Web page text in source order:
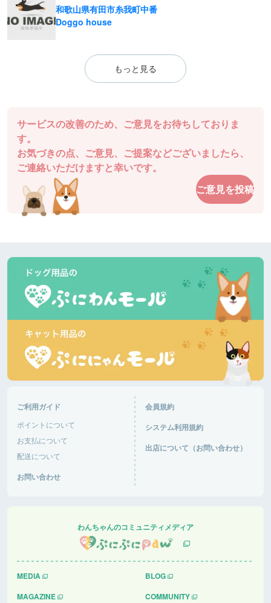
和歌山県有田市糸我町中番
Doggo house
もっと見る
サービスの改善のため、ご意見をお待ちしておりま
す。
お気づきの点、ご意見、ご提案などございましたら、
ご連絡いただけますと幸いです。
ご意見を投稿
ご利用ガイド
ポイントについて
お支払について
配送について
お問い合わせ
会員規約
システム利用規約
出店について（お問い合わせ）
わんちゃんのコミュニティメディア
MEDIA
BLOG
MAGAZINE
COMMUNITY